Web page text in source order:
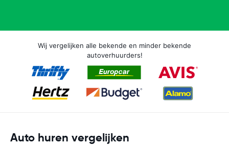
Wij vergelijken alle bekende en minder bekende
autoverhuurders!
Auto huren vergelijken